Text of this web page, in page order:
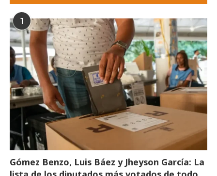
1
Gómez Benzo, Luis Báez y Jheyson García: La